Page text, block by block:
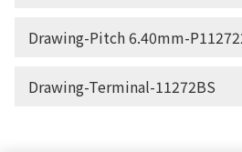
Drawing-Pitch 6.40mm-
Drawing-Terminal-11272BS